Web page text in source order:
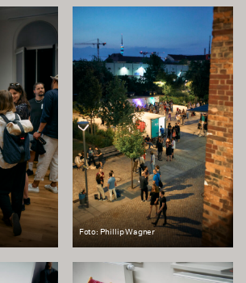
Foto: Phillip Wagner